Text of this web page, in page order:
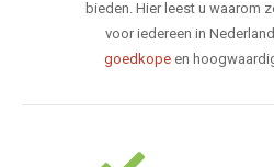
bieden. Hier leest u waarom
voor iedereen in
goedkopeen